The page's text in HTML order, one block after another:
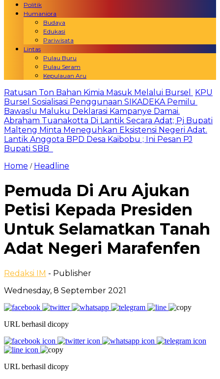
Politik
Humaniora
Budaya
Edukasi
Pariwisata
Lintas
Pulau Buru
Pulau Seram
Kepulauan Aru
Ratusan Ton Bahan Kimia Masuk Melalui Bursel
KPU
Bursel Sosialisasi Penggunaan SIKADEKA Pemilu
Bawaslu Maluku Deklarasi Kampanye Damai.
Abraham Tuanakotta Di Lantik Secara Adat; Pj Bupati
Malteng Minta Meneguhkan Eksistensi Negeri Adat.
Lantik Anggota BPD Desa Kaibobu ; Ini Pesan PJ
Bupati SBB
Home / Headline
Pemuda Di Aru Ajukan
Petisi Kepada Presiden
Untuk Selamatkan Tanah
Adat Negeri Marafenfen
Redaksi IM - Publisher
Wednesday, 8 September 2021
URL berhasil dicopy
URL berhasil dicopy